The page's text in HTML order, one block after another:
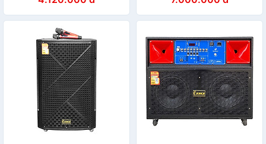
Trolley Speaker | Công suất
100W, Bass 12" | Hỗ trợ
USB, Thẻ Nhớ TF, Đèn LED
RGB | Tặng 2 Micro Không
Dây | Ngõ Vào Guitar - Hàng
Chính Hãng